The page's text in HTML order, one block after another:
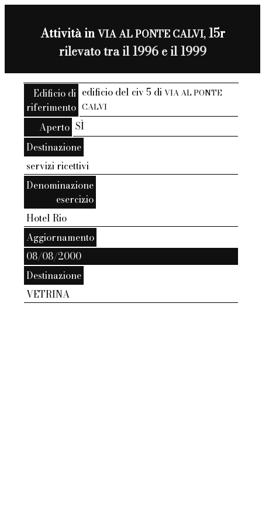
Attività inVIA AL PONTE CALVI,15r
rilevato tra il 1996 e il 1999
Edificio di
riferimento
edificio del civ 5 diVIA AL PONTE
CALVI
Aperto SÌ
Destinazione
servizi ricettivi
Denominazione
esercizio
Hotel Rio
Aggiornamento
08/08/2000
Destinazione
VETRINA